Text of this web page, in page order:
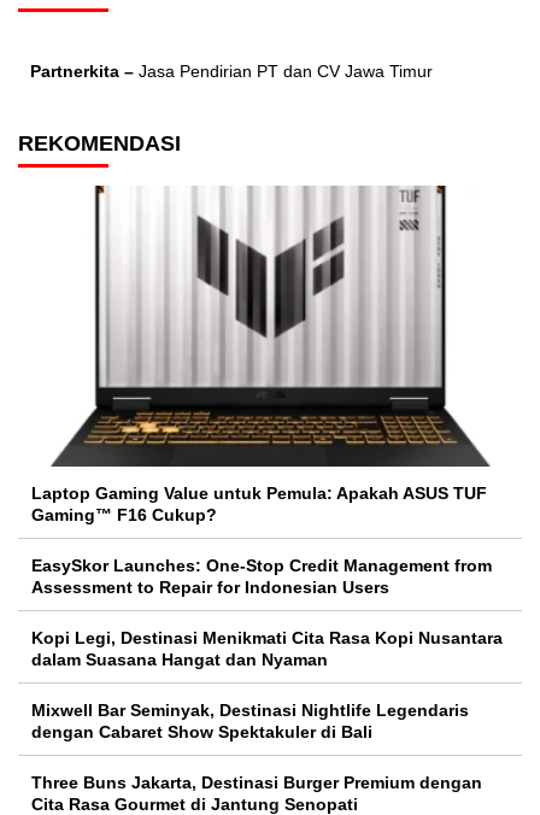
Partnerkita – Jasa Pendirian PT dan CV Jawa Timur
REKOMENDASI
Laptop Gaming Value untuk Pemula: Apakah ASUS TUF
Gaming™ F16 Cukup?
EasySkor Launches: One-Stop Credit Management from
Assessment to Repair for Indonesian Users
Kopi Legi, Destinasi Menikmati Cita Rasa Kopi Nusantara
dalam Suasana Hangat dan Nyaman
Mixwell Bar Seminyak, Destinasi Nightlife Legendaris
dengan Cabaret Show Spektakuler di Bali
Three Buns Jakarta, Destinasi Burger Premium dengan
Cita Rasa Gourmet di Jantung Senopati